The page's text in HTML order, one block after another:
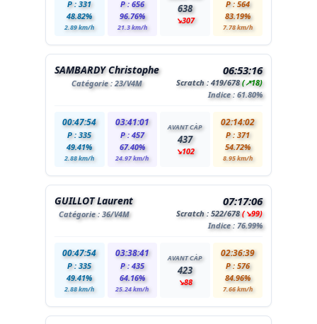
P : 331
48.82%
2.89 km/h
P : 656
96.76%
21.3 km/h
638
↘307
P : 564
83.19%
7.78 km/h
SAMBARDY Christophe
Catégorie :23/V4M
06:53:16
Scratch : 419/678(↗18)
Indice : 61.80%
00:47:54
P : 335
49.41%
2.88 km/h
03:41:01
P : 457
67.40%
24.97 km/h
AVANT CÀP
437
↘102
02:14:02
P : 371
54.72%
8.95 km/h
GUILLOT Laurent
Catégorie : 36/V4M
07:17:06
Scratch : 522/678(↘99)
Indice : 76.99%
00:47:54
P : 335
49.41%
2.88 km/h
03:38:41
P : 435
64.16%
25.24 km/h
AVANT CÀP
423
↘88
02:36:39
P : 576
84.96%
7.66 km/h